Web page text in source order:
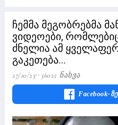
ჩემმა მეგობრებმა
ვიდეოები,
ძნელია ამ
გაკეთება...
27/10/23 36022 Ნახვა
Facebook-